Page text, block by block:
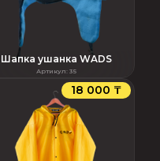
Шапка ушанка WADS
Артикул: 35
18 000 ₸